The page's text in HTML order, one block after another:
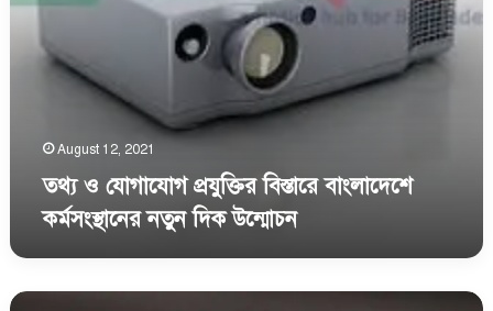
August 12, 2021
তথ্য ও যোগাযোগ প্রযুক্তির বিস্তারে বাংলাদেশে
কর্মসংস্থানের নতুন দিক উন্মোচন
দৈনন্দিন